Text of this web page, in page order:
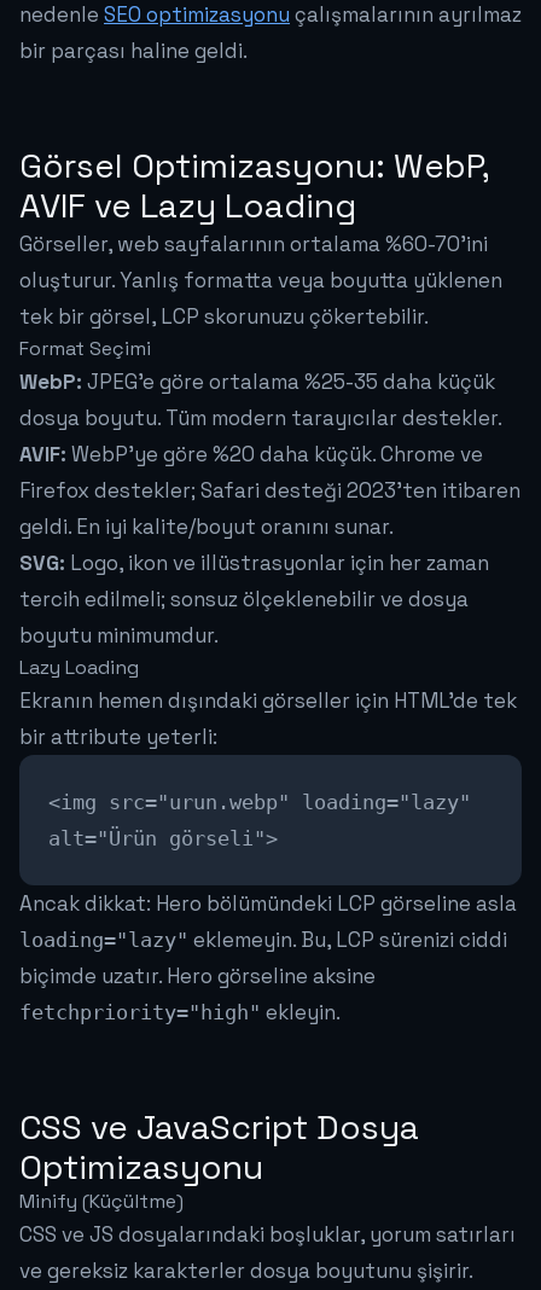
nedenle SEO optimizasyonu çalışmalarının ayrılmaz
bir parçası haline geldi.
Görsel Optimizasyonu: WebP,
AVIF ve Lazy Loading
Görseller, web sayfalarının ortalama %60-70'ini
oluşturur. Yanlış formatta veya boyutta yüklenen
tek bir görsel, LCP skorunuzu çökertebilir.
Format Seçimi
WebP: JPEG'e göre ortalama %25-35 daha küçük
dosya boyutu. Tüm modern tarayıcılar destekler.
AVIF: WebP'ye göre %20 daha küçük. Chrome ve
Firefox destekler; Safari desteği 2023'ten itibaren
geldi. En iyi kalite/boyut oranını sunar.
SVG: Logo, ikon ve illüstrasyonlar için her zaman
tercih edilmeli; sonsuz ölçeklenebilir ve dosya
boyutu minimumdur.
Lazy Loading
Ekranın hemen dışındaki görseller için HTML'de tek
bir attribute yeterli:
<img src="urun.webp" loading="lazy"
alt="Ürün görseli">
Ancak dikkat: Hero bölümündeki LCP görseline asla
loading="lazy" eklemeyin. Bu, LCP sürenizi ciddi
biçimde uzatır. Hero görseline aksine
fetchpriority="high" ekleyin.
CSS ve JavaScript Dosya
Optimizasyonu
Minify (Küçültme)
CSS ve JS dosyalarındaki boşluklar, yorum satırları
ve gereksiz karakterler dosya boyutunu şişirir.